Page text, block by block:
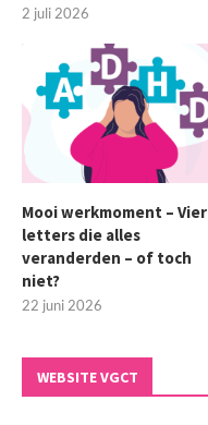
2 juli 2026
Mooi werkmoment – Vier
letters die alles
veranderden – of toch
niet?
22 juni 2026
WEBSITE VGCT